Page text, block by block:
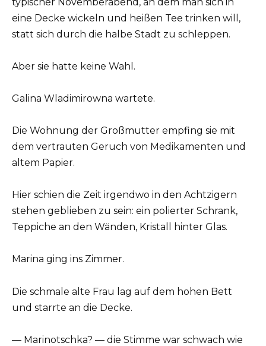
eine Decke wickeln und heißen Tee trinken will,
statt sich durch die halbe Stadt zu schleppen.
Aber sie hatte keine Wahl.
Galina Wladimirowna wartete.
Die Wohnung der Großmutter empfing sie mit
dem vertrauten Geruch von Medikamenten und
altem Papier.
Hier schien die Zeit irgendwo in den Achtzigern
stehen geblieben zu sein: ein polierter Schrank,
Teppiche an den Wänden, Kristall hinter Glas.
Marina ging ins Zimmer.
Die schmale alte Frau lag auf dem hohen Bett
und starrte an die Decke.
— Marinotschka? — die Stimme war schwach wie